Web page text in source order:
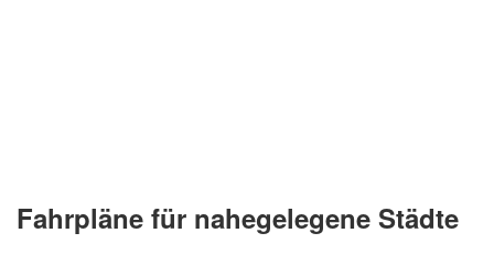
Fahrpläne für nahegelegene Städte